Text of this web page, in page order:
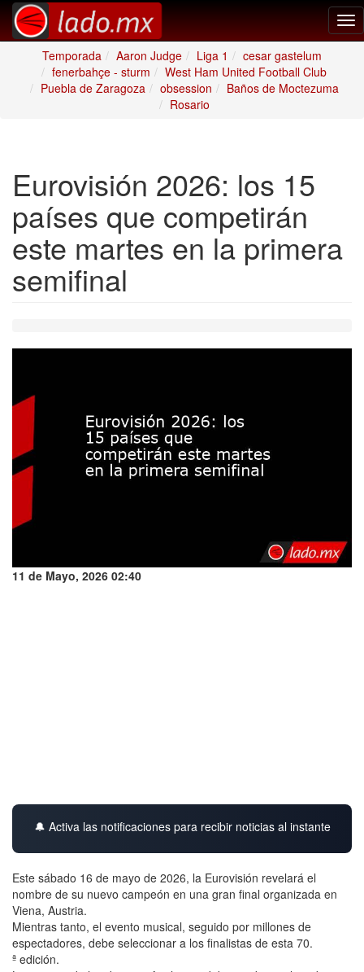
Temporada
Aaron Judge Liga 1
cesar gastelum
fenerbahçe - sturm
West Ham United Football Club
Puebla de Zaragoza
obsession
Baños de Moctezuma
Rosario
Eurovisión 2026: los 15
países que competirán
este martes en la primera
semifinal
11 de Mayo, 2026 02:40
🔔 Activa las notificaciones para recibir noticias al instante
Este sábado 16 de mayo de 2026, la Eurovisión revelará el
nombre de su nuevo campeón en una gran final organizada en
Viena, Austria.
Mientras tanto, el evento musical, seguido por millones de
espectadores, debe seleccionar a los finalistas de esta 70.
ª edición.